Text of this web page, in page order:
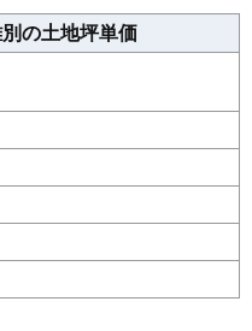
1,237万円
1,655万円 2.9%
1,616万円 4.1%
1,473万円 -3.5%
の土地坪単価